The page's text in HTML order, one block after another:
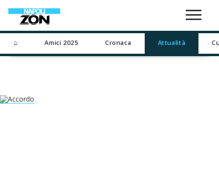
⌂ Amici 2025 Cronaca Attualità